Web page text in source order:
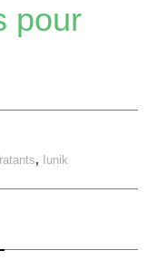
pour
, Iunik